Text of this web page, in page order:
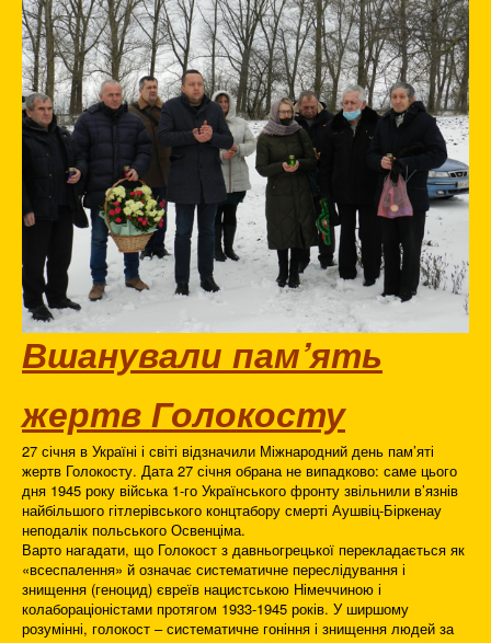
Вшанували пам’ять
жертв Голокосту
27 січня в Україні і світі відзначили Міжнародний день пам’яті
жертв Голокосту. Дата 27 січня обрана не випадково: саме цього
дня 1945 року війська 1-го Українського фронту звільнили в’язнів
найбільшого гітлерівського концтабору смерті Аушвіц-Біркенау
неподалік польського Освенціма.
Варто нагадати, що Голокост з давньогрецької перекладається як
«всеспалення» й означає систематичне переслідування і
знищення (геноцид) євреїв нацистською Німеччиною і
колабораціоністами протягом 1933-1945 років. У ширшому
розумінні, голокост – систематичне гоніння і знищення людей за